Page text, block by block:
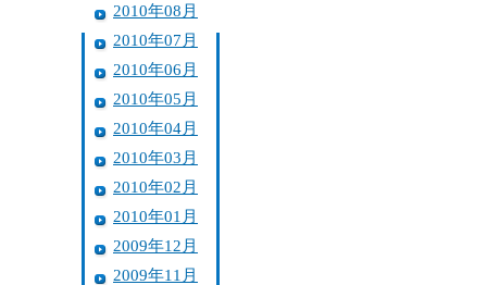
2010年08月
2010年07月
2010年06月
2010年05月
2010年04月
2010年03月
2010年02月
2010年01月
2009年12月
2009年11月